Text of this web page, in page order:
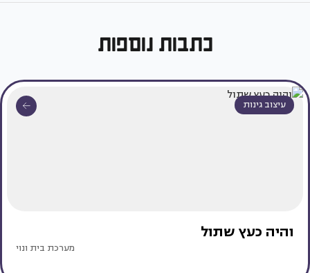
כתבות נוספות
עיצוב גינות
והיה כעץ שתול
מערכת בית ונוי